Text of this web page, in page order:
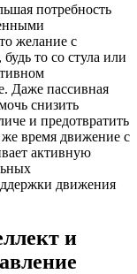
потребность
желание с
то со стула или
Даже пассивная
снизить
и предотвратить
время движение с
активную
движения
и